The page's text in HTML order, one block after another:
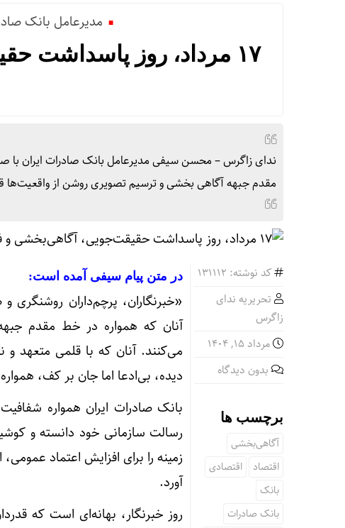
مدیرعامل بانک
۱۷ مرداد، روز پاسداشت
ندای زاگرس – محسن سیفی مدیرعامل بانک صادرات ایران با
مقدم جبهه آگاهی‌ بخشی و ترسیم تصویری روشن از واقعیت‌ها
کد نوشته: 131112
تحریریه ندای
زاگرس
مرداد ۱۵, ۱۴۰۴
بدون دیدگاه
برچسب ها
آگاهی‌بخشی
اقتصاد
اقتصادی
بانک
بانک صادرات
در متن پیام سیفی آمده است:
«خبرنگاران، پرچم‌داران
آنان که همواره در خط مقدم
می‌کنند. آنان که با قلمی متعهد
دیده، بی‌ادعا اما جان‌ بر کف،
بانک صادرات ایران همواره
رسالت سازمانی خود دانسته و
زمینه را برای افزایش اعتماد
آورد.
روز خبرنگار، بهانه‌ای است که